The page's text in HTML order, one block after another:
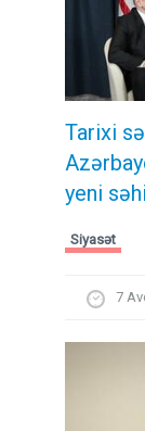
Tarixi
yeni
Siyasət
7